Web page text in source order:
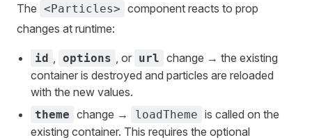
The <Particles> component reacts to prop
changes at runtime:
id options , or url change → the existing
container is destroyed and particles are reloaded
with the new values.
theme change → loadTheme is called on the
existing container. This requires the optional